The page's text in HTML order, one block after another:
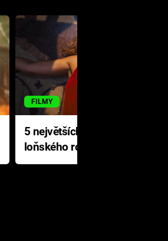
FILMY
5 největších propadáků
loňského roku: Disney na
jediné katastrofě prodělal 200